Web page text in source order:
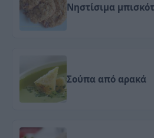
Νηστίσιμα
Σούπα από αρακά